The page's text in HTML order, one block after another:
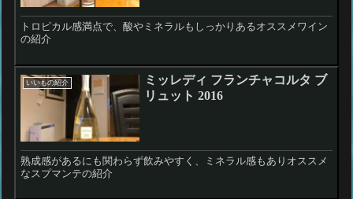
トロピカル感満点で、酸やミネラルもしっかりあるオススメワイン
の紹介
いいもの紹介
ミッレディ フランチャコルタ ブ
リュット 2016
熟成感があるにも関わらず飲みやすく、ミネラル感もありオススメ
なスプマンテの紹介